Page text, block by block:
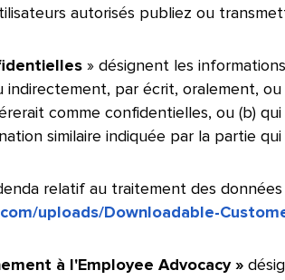
autorisés publiez ou
» désignent les
par écrit, oralement,
comme confidentielles, ou (b)
similaire indiquée par la partie qui
relatif au traitement des
uploads/Downloadable-
à l'Employee Advocacy »